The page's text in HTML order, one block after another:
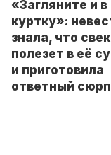
«Загляните и в
куртку»:
знала, что
полезет в её
и приготовила
ответный